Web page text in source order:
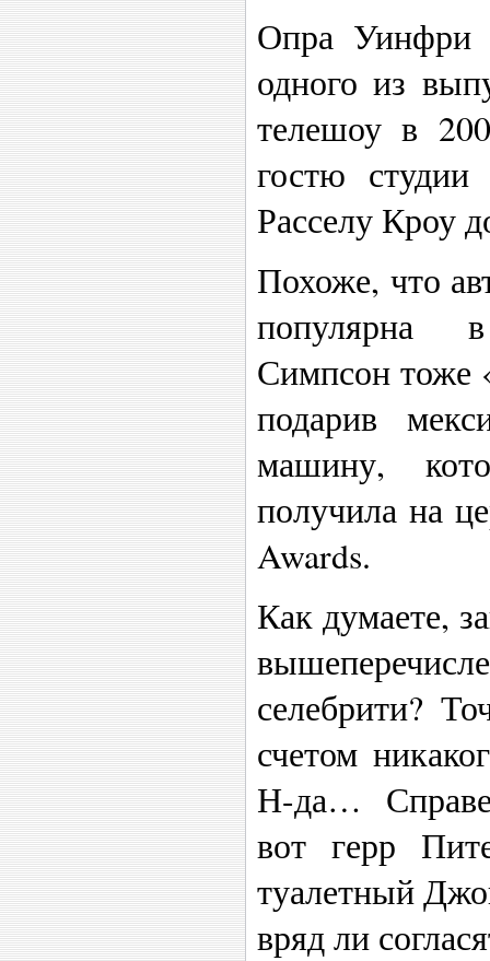
Опра Уинфри
одного из
телешоу в
гостю
Расселу Кроу
Похоже, что
популярна
Симпсон тоже
подарив
машину,
получила на
Awards.
Как думаете,
селебрити?
счетом
Н-да…
вот герр
туалетный
вряд ли